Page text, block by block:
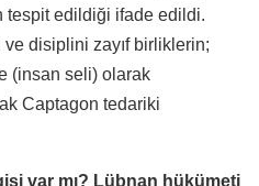
tespit edildiği ifade edildi.
disiplini zayıf birliklerin;
(insan seli) olarak
Captagon tedariki
var mı? Lübnan hükümeti